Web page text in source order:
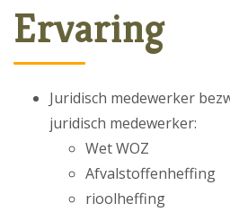
Ervaring
Juridisch medewerker
juridisch medewerker:
Wet WOZ
Afvalstoffenheffing
rioolheffing